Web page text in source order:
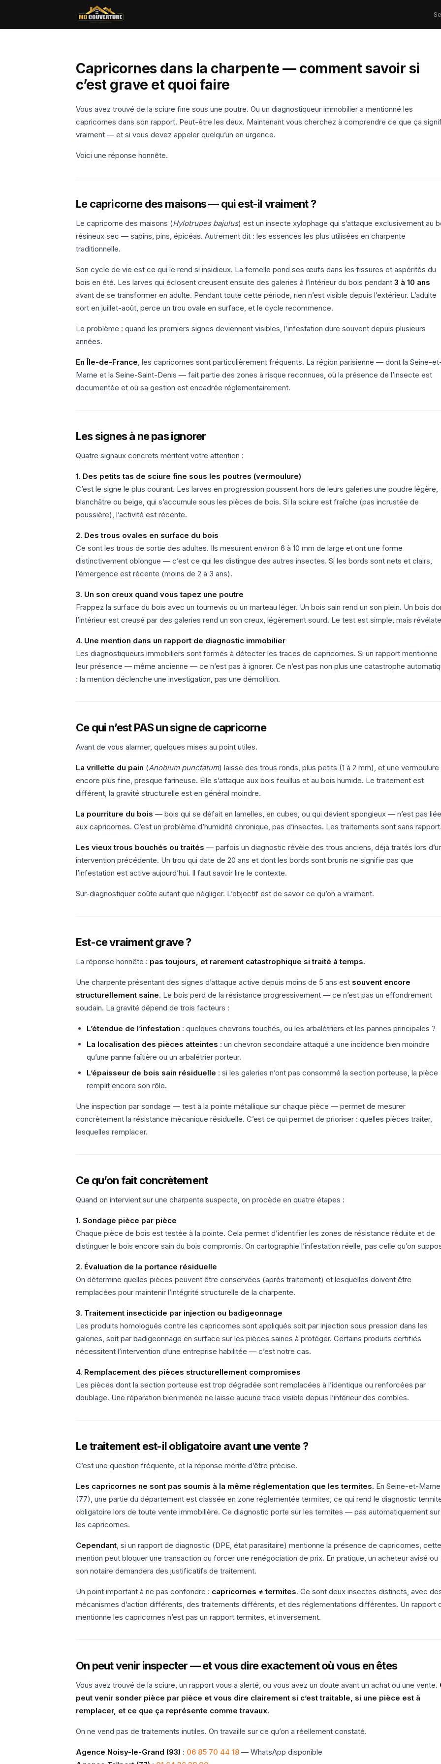
Capricornes dans la charpente — comment savoir si
c’est grave et quoi faire
Vous avez trouvé de la sciure fine sous une poutre. Ou un diagnostiqueur immobilier a mentionné les
capricornes dans son rapport. Peut-être les deux. Maintenant vous cherchez à comprendre ce que ça
vraiment — et si vous devez appeler quelqu’un en urgence.
Voici une réponse honnête.
Le capricorne des maisons — qui est-il vraiment ?
Le capricorne des maisons (Hylotrupes bajulus) est un insecte xylophage qui s’attaque exclusivement au
résineux sec — sapins, pins, épicéas. Autrement dit : les essences les plus utilisées en charpente
traditionnelle.
Son cycle de vie est ce qui le rend si insidieux. La femelle pond ses œufs dans les fissures et aspérités du
bois en été. Les larves qui éclosent creusent ensuite des galeries à l’intérieur du bois pendant 3 à 10 ans
avant de se transformer en adulte. Pendant toute cette période, rien n’est visible depuis l’extérieur. L’adulte
sort en juillet-août, perce un trou ovale en surface, et le cycle recommence.
Le problème : quand les premiers signes deviennent visibles, l’infestation dure souvent depuis plusieurs
années.
En Île-de-France, les capricornes sont particulièrement fréquents. La région parisienne — dont la Seine-
Marne et la Seine-Saint-Denis — fait partie des zones à risque reconnues, où la présence de l’insecte est
documentée et où sa gestion est encadrée réglementairement.
Les signes à ne pas ignorer
Quatre signaux concrets méritent votre attention :
1. Des petits tas de sciure fine sous les poutres (vermoulure)
C’est le signe le plus courant. Les larves en progression poussent hors de leurs galeries une poudre légère,
blanchâtre ou beige, qui s’accumule sous les pièces de bois. Si la sciure est fraîche (pas incrustée de
poussière), l’activité est récente.
2. Des trous ovales en surface du bois
Ce sont les trous de sortie des adultes. Ils mesurent environ 6 à 10 mm de large et ont une forme
distinctivement oblongue — c’est ce qui les distingue des autres insectes. Si les bords sont nets et clairs,
l’émergence est récente (moins de 2 à 3 ans).
3. Un son creux quand vous tapez une poutre
Frappez la surface du bois avec un tournevis ou un marteau léger. Un bois sain rend un son plein. Un bois
l’intérieur est creusé par des galeries rend un son creux, légèrement sourd. Le test est simple, mais
4. Une mention dans un rapport de diagnostic immobilier
Les diagnostiqueurs immobiliers sont formés à détecter les traces de capricornes. Si un rapport mentionne
leur présence — même ancienne — ce n’est pas à ignorer. Ce n’est pas non plus une catastrophe
: la mention déclenche une investigation, pas une démolition.
Ce qui n’est PAS un signe de capricorne
Avant de vous alarmer, quelques mises au point utiles.
La vrillette du pain (Anobium punctatum) laisse des trous ronds, plus petits (1 à 2 mm), et une vermoulure
encore plus fine, presque farineuse. Elle s’attaque aux bois feuillus et au bois humide. Le traitement est
différent, la gravité structurelle est en général moindre.
La pourriture du bois — bois qui se défait en lamelles, en cubes, ou qui devient spongieux — n’est pas liée
aux capricornes. C’est un problème d’humidité chronique, pas d’insectes. Les traitements sont sans
Les vieux trous bouchés ou traités — parfois un diagnostic révèle des trous anciens, déjà traités lors
intervention précédente. Un trou qui date de 20 ans et dont les bords sont brunis ne signifie pas que
l’infestation est active aujourd’hui. Il faut savoir lire le contexte.
Sur-diagnostiquer coûte autant que négliger. L’objectif est de savoir ce qu’on a vraiment.
Est-ce vraiment grave ?
La réponse honnête : pas toujours, et rarement catastrophique si traité à temps.
Une charpente présentant des signes d’attaque active depuis moins de 5 ans est souvent encore
structurellement saine. Le bois perd de la résistance progressivement — ce n’est pas un effondrement
soudain. La gravité dépend de trois facteurs :
L’étendue de l’infestation : quelques chevrons touchés, ou les arbalétriers et les pannes principales ?
La localisation des pièces atteintes : un chevron secondaire attaqué a une incidence bien moindre
qu’une panne faîtière ou un arbalétrier porteur.
L’épaisseur de bois sain résiduelle : si les galeries n’ont pas consommé la section porteuse, la pièce
remplit encore son rôle.
Une inspection par sondage — test à la pointe métallique sur chaque pièce — permet de mesurer
concrètement la résistance mécanique résiduelle. C’est ce qui permet de prioriser : quelles pièces traiter,
lesquelles remplacer.
Ce qu’on fait concrètement
Quand on intervient sur une charpente suspecte, on procède en quatre étapes :
1. Sondage pièce par pièce
Chaque pièce de bois est testée à la pointe. Cela permet d’identifier les zones de résistance réduite et de
distinguer le bois encore sain du bois compromis. On cartographie l’infestation réelle, pas celle qu’on
2. Évaluation de la portance résiduelle
On détermine quelles pièces peuvent être conservées (après traitement) et lesquelles doivent être
remplacées pour maintenir l’intégrité structurelle de la charpente.
3. Traitement insecticide par injection ou badigeonnage
Les produits homologués contre les capricornes sont appliqués soit par injection sous pression dans les
galeries, soit par badigeonnage en surface sur les pièces saines à protéger. Certains produits certifiés
nécessitent l’intervention d’une entreprise habilitée — c’est notre cas.
4. Remplacement des pièces structurellement compromises
Les pièces dont la section porteuse est trop dégradée sont remplacées à l’identique ou renforcées par
doublage. Une réparation bien menée ne laisse aucune trace visible depuis l’intérieur des combles.
Le traitement est-il obligatoire avant une vente ?
C’est une question fréquente, et la réponse mérite d’être précise.
Les capricornes ne sont pas soumis à la même réglementation que les termites. En Seine-et-Marne
(77), une partie du département est classée en zone réglementée termites, ce qui rend le diagnostic
obligatoire lors de toute vente immobilière. Ce diagnostic porte sur les termites — pas automatiquement sur
les capricornes.
Cependant, si un rapport de diagnostic (DPE, état parasitaire) mentionne la présence de capricornes, cette
mention peut bloquer une transaction ou forcer une renégociation de prix. En pratique, un acheteur avisé ou
son notaire demandera des justificatifs de traitement.
Un point important à ne pas confondre : capricornes ≠ termites. Ce sont deux insectes distincts, avec
mécanismes d’action différents, des traitements différents, et des réglementations différentes. Un rapport
mentionne les capricornes n’est pas un rapport termites, et inversement.
On peut venir inspecter — et vous dire exactement où vous en êtes
Vous avez trouvé de la sciure, un rapport vous a alerté, ou vous avez un doute avant un achat ou une vente.
peut venir sonder pièce par pièce et vous dire clairement si c’est traitable, si une pièce est à
remplacer, et ce que ça représente comme travaux.
On ne vend pas de traitements inutiles. On travaille sur ce qu’on a réellement constaté.
Agence Noisy-le-Grand (93) : 06 85 70 44 18 — WhatsApp disponible